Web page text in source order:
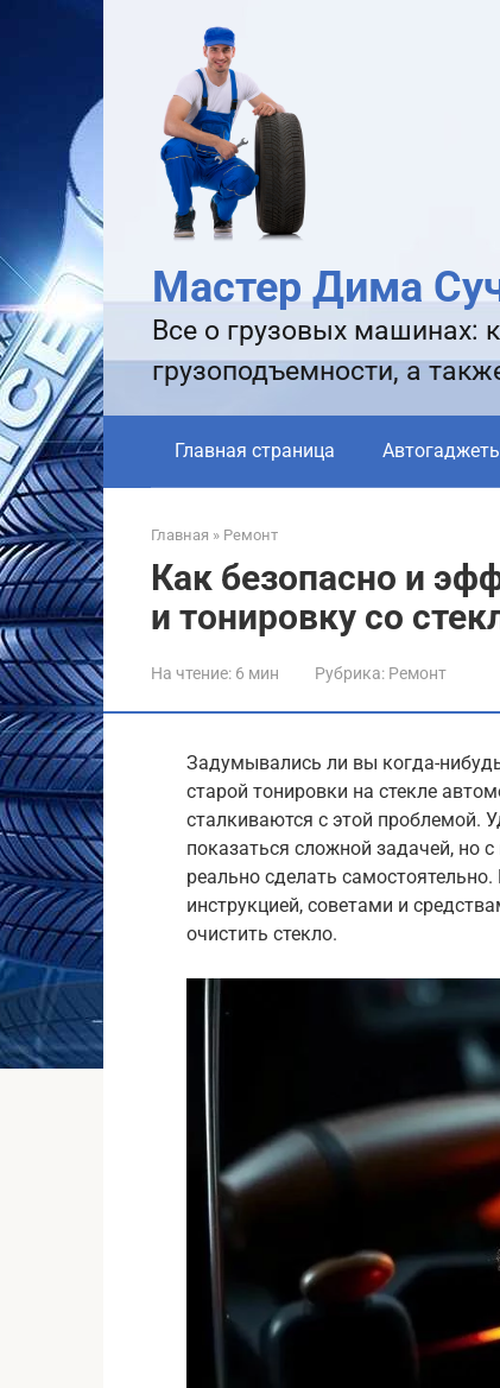
Мастер Дима
Все о грузовых машинах:
грузоподъемности, а
Главная страница
Главная » Ремонт
Как безопасно и
и тонировку со
На чтение: 6 мин Рубрика: Ремонт
Задумывались ли вы когда-
старой тонировки на стекле
сталкиваются с этой проблемой.
показаться сложной задачей, но
реально сделать
инструкцией, советами и
очистить стекло.